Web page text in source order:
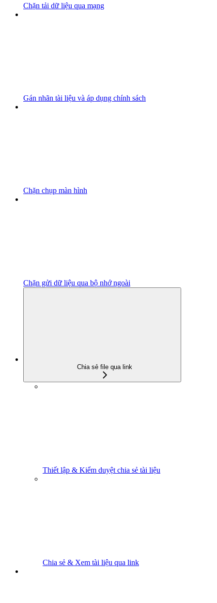
Chặn tải dữ liệu qua mạng
Gán nhãn tài liệu và áp dụng chính sách
Chặn chụp màn hình
Chặn gửi dữ liệu qua bộ nhớ ngoài
Chia sẻ file qua link
Thiết lập & Kiểm duyệt chia sẻ tài liệu
Chia sẻ & Xem tài liệu qua link